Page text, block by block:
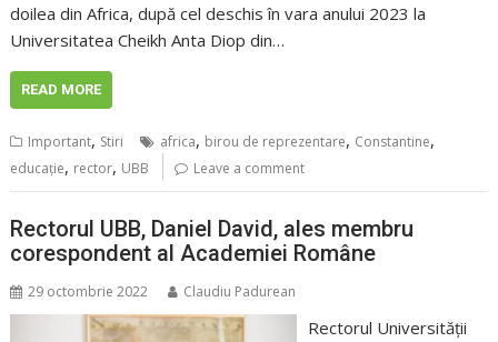
doilea din Africa, după cel deschis în vara anului 2023 la
Universitatea Cheikh Anta Diop din…
READ MORE
Important, Stiri africa, birou de reprezentare, Constantine,
educaţie, rector, UBB Leave a comment
Rectorul UBB, Daniel David, ales membru
corespondent al Academiei Române
29 octombrie 2022 Claudiu Padurean
Rectorul Universității